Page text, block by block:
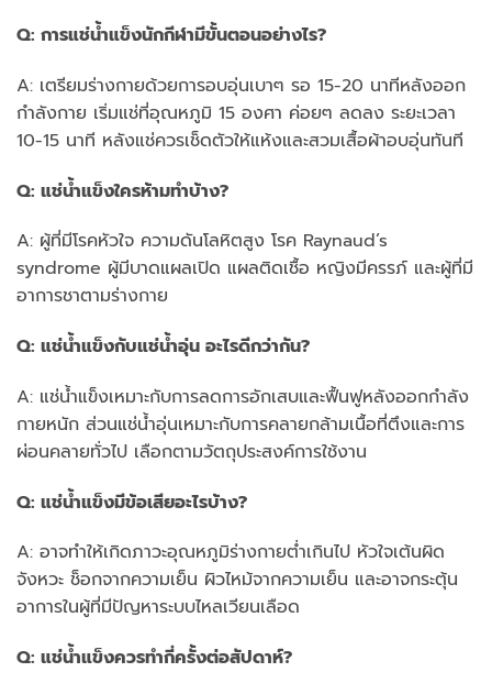
Q: การแช่น้ำแข็งนักกีฬามีขั้นตอนอย่างไร?
A: เตรียมร่างกายด้วยการอบอุ่นเบาๆ รอ 15-20 นาทีหลังออก
กำลังกาย เริ่มแช่ที่อุณหภูมิ 15 องศา ค่อยๆ ลดลง ระยะเวลา
10-15 นาที หลังแช่ควรเช็ดตัวให้แห้งและสวมเสื้อผ้าอบอุ่นทันที
Q: แช่น้ำแข็งใครห้ามทำบ้าง?
A: ผู้ที่มีโรคหัวใจ ความดันโลหิตสูง โรค Raynaud’s
syndrome ผู้มีบาดแผลเปิด แผลติดเชื้อ หญิงมีครรภ์ และผู้ที่มี
อาการชาตามร่างกาย
Q: แช่น้ำแข็งกับแช่น้ำอุ่น อะไรดีกว่ากัน?
A: แช่น้ำแข็งเหมาะกับการลดการอักเสบและฟื้นฟูหลังออกกำลัง
กายหนัก ส่วนแช่น้ำอุ่นเหมาะกับการคลายกล้ามเนื้อที่ตึงและการ
ผ่อนคลายทั่วไป เลือกตามวัตถุประสงค์การใช้งาน
Q: แช่น้ำแข็งมีข้อเสียอะไรบ้าง?
A: อาจทำให้เกิดภาวะอุณหภูมิร่างกายต่ำเกินไป หัวใจเต้นผิด
จังหวะ ช็อกจากความเย็น ผิวไหม้จากความเย็น และอาจกระตุ้น
อาการในผู้ที่มีปัญหาระบบไหลเวียนเลือด
Q: แช่น้ำแข็งควรทำกี่ครั้งต่อสัปดาห์?